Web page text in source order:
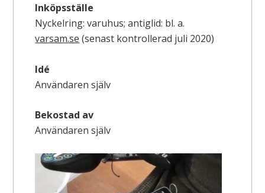
Inköpsställe
Nyckelring: varuhus; antiglid: bl. a.
varsam.se (senast kontrollerad juli 2020)
Idé
Användaren själv
Bekostad av
Användaren själv